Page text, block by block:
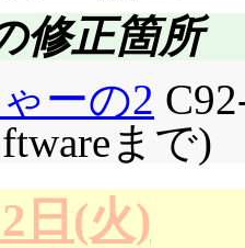
修正箇所
ーの2
まで)
日(火)